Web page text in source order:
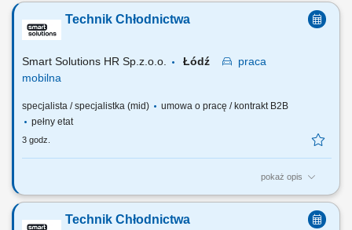
podległym regionie; Przeprowadzanie konserwacji maszyn i urządzeń;
Analiza usterek i rozwiązywanie problemów technicznych, wymiana
uszkodzonych modułów; Instalacja nowych urządzeń, wsparcie w
Technik Chłodnictwa
Smart Solutions HR Sp.z.o.o. Łódź
praca
mobilna
specjalista / specjalistka (mid)
umowa o pracę / kontrakt B2B
pełny etat
3 godz.
pokaż opis
Zakres obowiązków Zakres realizowanych zadań będzie zależał od
chłodniczych, wykonywanie przeglądów, napraw oraz prac
Technik Chłodnictwa